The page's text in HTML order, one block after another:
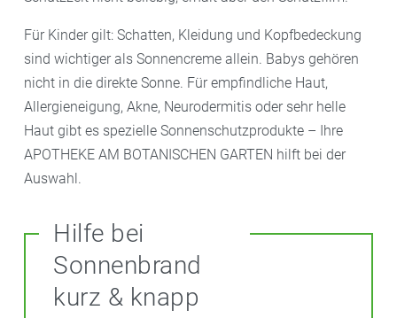
Für Kinder gilt: Schatten, Kleidung und Kopfbedeckung
sind wichtiger als Sonnencreme allein. Babys gehören
nicht in die direkte Sonne. Für empfindliche Haut,
Allergieneigung, Akne, Neurodermitis oder sehr helle
Haut gibt es spezielle Sonnenschutzprodukte – Ihre
APOTHEKE AM BOTANISCHEN GARTEN hilft bei der
Auswahl.
Hilfe bei
Sonnenbrand
kurz & knapp